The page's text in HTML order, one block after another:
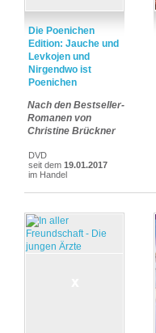
Die Poenichen
Edition: Jauche und
Levkojen und
Nirgendwo ist
Poenichen
Nach den Bestseller-
Romanen von
Christine Brückner
DVD
seit dem 19.01.2017
im Handel